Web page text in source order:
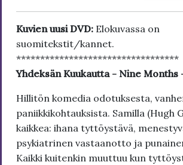
Kuvien uusi DVD: Elokuvassa on
suomitekstit/kannet.
**********************************
Yhdeksän Kuukautta - Nine Months
Hillitön komedia odotuksesta,
paniikkikohtauksista. Samilla (Hugh
kaikkea: ihana tyttöystävä,
psykiatrinen vastaanotto ja
Kaikki kuitenkin muuttuu kun